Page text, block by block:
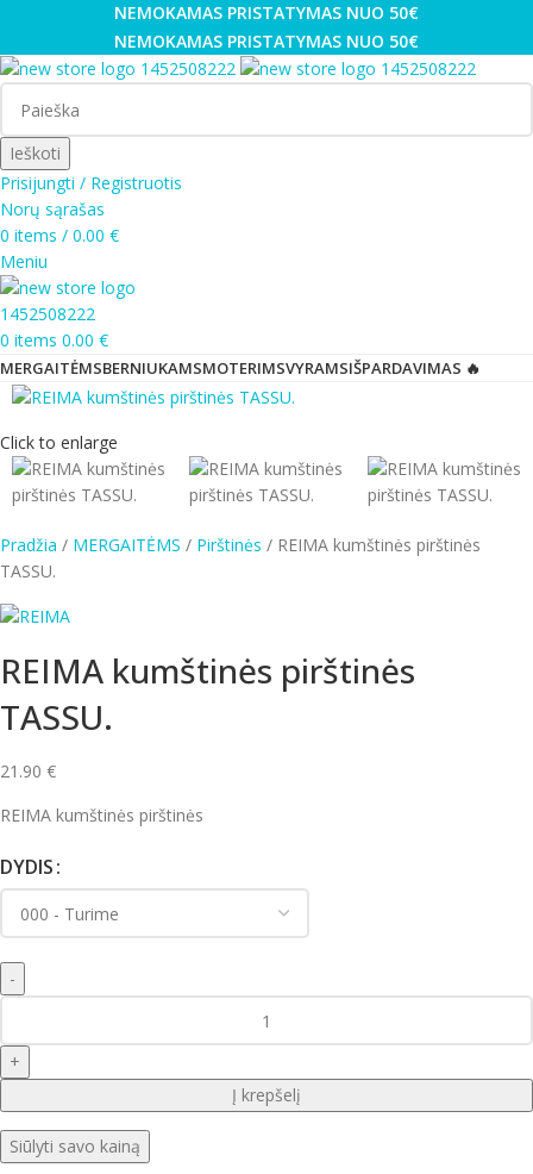
NEMOKAMAS PRISTATYMAS NUO 50€
NEMOKAMAS PRISTATYMAS NUO 50€
Ieškoti
Prisijungti / Registruotis
Norų sąrašas
0 items / 0.00 €
Meniu
0 items 0.00 €
MERGAITĖMSBERNIUKAMSMOTERIMSVYRAMSIŠPARDAVIMAS 🔥
Click to enlarge
Pradžia MERGAITĖMS Pirštinės
REIMA kumštinės pirštinės
TASSU.
REIMA kumštinės pirštinės
TASSU.
21.90 €
REIMA kumštinės pirštinės
DYDIS
Į krepšelį
Siūlyti savo kainą